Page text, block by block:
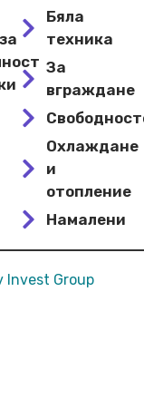
Бяла
техника
За
вграждане
Охлаждане
и
отопление
Намалени
Invest Group